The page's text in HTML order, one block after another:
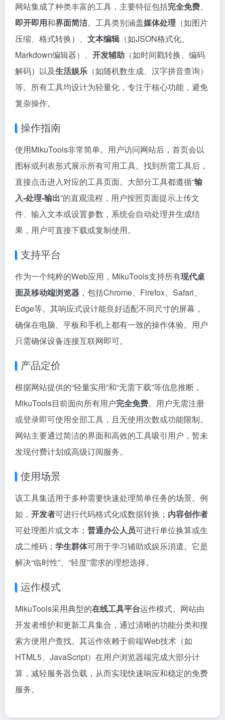
网站集成了种类丰富的工具，主要特征包括完全免费、
即开即用和界面简洁。工具类别涵盖媒体处理 （如图片
压缩、格式转换）、 文本编辑（如JSON格式化、
Markdown编辑器）、 开发辅助 （如时间戳转换、编码
解码）以及生活娱乐 （如随机数生成、汉字拼音查询）
等。所有工具均设计为轻量化，专注于核心功能，避免
复杂操作。
操作指南
使用MikuTools非常简单。用户访问网站后，首页会以
图标或列表形式展示所有可用工具。找到所需工具后，
直接点击进入对应的工具页面。大部分工具都遵循“输
入-处理-输出”的直观流程，用户按照页面提示上传文
件、输入文本或设置参数，系统会自动处理并生成结
果，用户可直接下载或复制使用。
支持平台
作为一个纯粹的Web应用，MikuTools支持所有现代桌
面及移动端浏览器 ，包括Chrome、Firefox、Safari、
Edge等。其响应式设计能良好适配不同尺寸的屏幕，
确保在电脑、平板和手机上都有一致的操作体验。用户
只需确保设备连接互联网即可。
产品定价
根据网站提供的“轻量实用”和“无需下载”等信息推断，
MikuTools目前面向所有用户完全免费。用户无需注册
或登录即可使用全部工具，且无使用次数或功能限制。
网站主要通过简洁的界面和高效的工具吸引用户，暂未
发现付费计划或高级订阅服务。
使用场景
该工具集适用于多种需要快速处理简单任务的场景。例
如， 开发者可进行代码格式化或数据转换； 内容创作者
可处理图片或文本； 普通办公人员可进行单位换算或生
成二维码； 学生群体可用于学习辅助或娱乐消遣。它是
解决“临时性”、“轻度”需求的理想选择。
运作模式
MikuTools采用典型的在线工具平台运作模式。网站由
开发者维护和更新工具集合，通过清晰的功能分类和搜
索方便用户查找。其运作依赖于前端Web技术（如
HTML5、JavaScript）在用户浏览器端完成大部分计
算，减轻服务器负载，从而实现快速响应和稳定的免费
服务。